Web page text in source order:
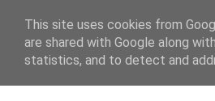
This site uses cookies from
are shared with Google along
statistics, and to detect and